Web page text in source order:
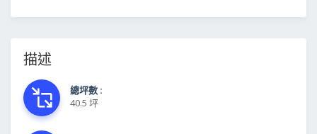
描述
總坪數 :
40.5 坪